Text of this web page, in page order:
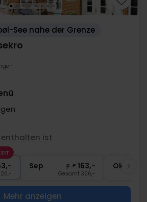
See nahe der Grenze
enthalten ist
Sep p. P.163,-
Gesamt 326,-
Okt
Mehr anzeigen